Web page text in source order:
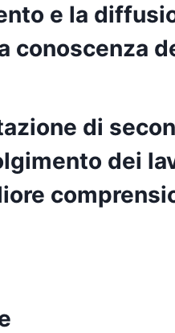
e la
conoscenza
di
dei